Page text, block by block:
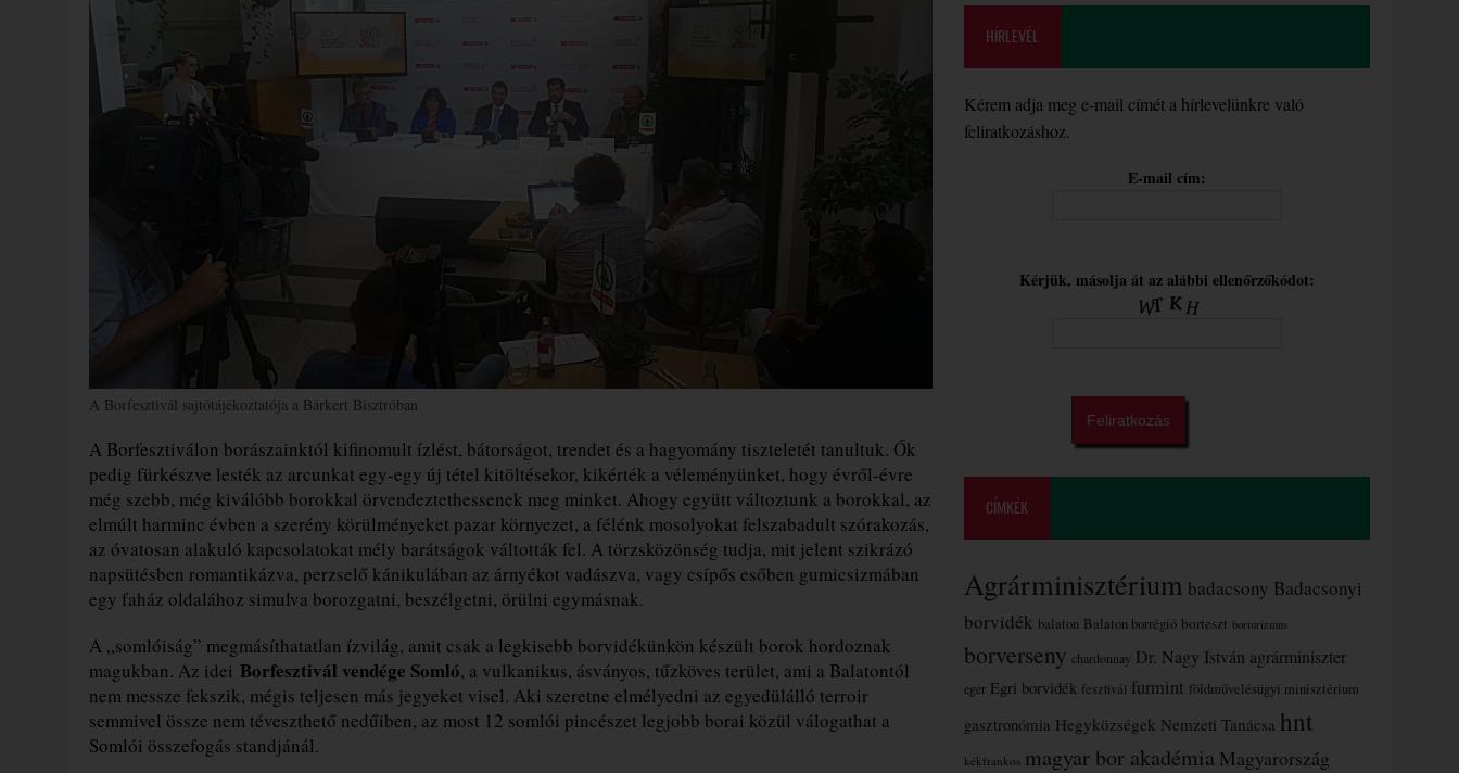
A Borfesztivál sajtótájékoztatója a Bárkert Bisztróban
A Borfesztiválon borászainktól kifinomult ízlést, bátorságot, trendet és a hagyomány tiszteletét tanultuk. Ők
pedig fürkészve lesték az arcunkat egy-egy új tétel kitöltésekor, kikérték a véleményünket, hogy évről-évre
még szebb, még kiválóbb borokkal örvendeztethessenek meg minket. Ahogy együtt változtunk a borokkal, az
elmúlt harminc évben a szerény körülményeket pazar környezet, a félénk mosolyokat felszabadult szórakozás,
az óvatosan alakuló kapcsolatokat mély barátságok váltották fel. A törzsközönség tudja, mit jelent szikrázó
napsütésben romantikázva, perzselő kánikulában az árnyékot vadászva, vagy csípős esőben gumicsizmában
egy faház oldalához simulva borozgatni, beszélgetni, örülni egymásnak.
A „somlóiság” megmásíthatatlan ízvilág, amit csak a legkisebb borvidékünkön készült borok hordoznak
magukban. Az idei Borfesztivál vendége Somló, a vulkanikus, ásványos, tűzköves terület, ami a Balatontól
nem messze fekszik, mégis teljesen más jegyeket visel. Aki szeretne elmélyedni az egyedülálló terroir
semmivel össze nem téveszthető nedűiben, az most 12 somlói pincészet legjobb borai közül válogathat a
Somlói összefogás standjánál.
HÍRLEVÉL
Kérem adja meg e-mail címét a hírlevelünkre való
feliratkozáshoz.
E-mail cím:
Kérjük, másolja át az alábbi ellenőrzőkódot:
CÍMKÉK
Agrárminisztérium badacsony Badacsonyi
borvidék balaton Balaton borrégió borteszt borturizmus
borverseny chardonnay Dr. Nagy István agrárminiszter
eger Egri borvidék fesztivál furmint földművelésügyi minisztérium
gasztronómia Hegyközségek Nemzeti Tanácsa hnt
kékfrankos magyar bor akadémia Magyarország